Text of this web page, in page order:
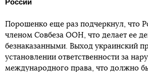
Порошенко еще раз подчеркнул, что
членом Совбеза ООН, что делает ее
безнаказанными. Выход украинский
установлении ответственности за
международного права, что должно